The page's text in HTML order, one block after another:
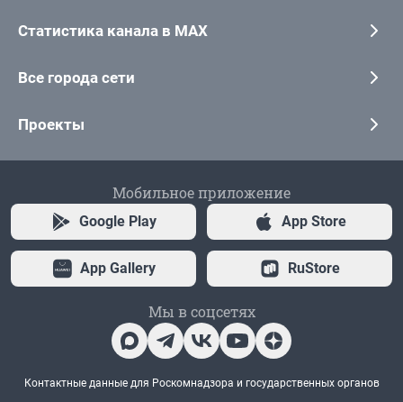
Статистика канала в MAX
Все города сети
Проекты
Мобильное приложение
Google Play App Store
App Gallery RuStore
Мы в соцсетях
Контактные данные для Роскомнадзора и государственных органов